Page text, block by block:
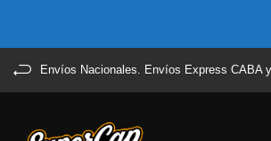
Envíos Nacionales. Envíos Express CABA